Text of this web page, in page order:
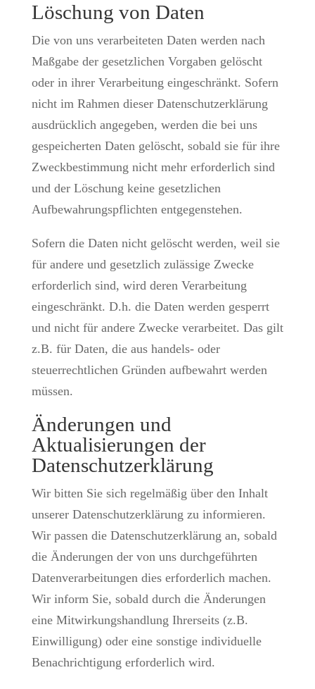
Löschung von Daten
Die von uns verarbeiteten Daten werden nach
Maßgabe der gesetzlichen Vorgaben gelöscht
oder in ihrer Verarbeitung eingeschränkt. Sofern
nicht im Rahmen dieser Datenschutzerklärung
ausdrücklich angegeben, werden die bei uns
gespeicherten Daten gelöscht, sobald sie für ihre
Zweckbestimmung nicht mehr erforderlich sind
und der Löschung keine gesetzlichen
Aufbewahrungspflichten entgegenstehen.
Sofern die Daten nicht gelöscht werden, weil sie
für andere und gesetzlich zulässige Zwecke
erforderlich sind, wird deren Verarbeitung
eingeschränkt. D.h. die Daten werden gesperrt
und nicht für andere Zwecke verarbeitet. Das gilt
z.B. für Daten, die aus handels- oder
steuerrechtlichen Gründen aufbewahrt werden
müssen.
Änderungen und
Aktualisierungen der
Datenschutzerklärung
Wir bitten Sie sich regelmäßig über den Inhalt
unserer Datenschutzerklärung zu informieren.
Wir passen die Datenschutzerklärung an, sobald
die Änderungen der von uns durchgeführten
Datenverarbeitungen dies erforderlich machen.
Wir inform Sie, sobald durch die Änderungen
eine Mitwirkungshandlung Ihrerseits (z.B.
Einwilligung) oder eine sonstige individuelle
Benachrichtigung erforderlich wird.